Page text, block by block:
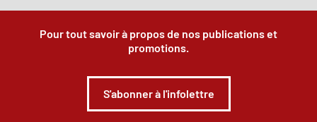
Pour tout savoir à propos de nos publications et
promotions.
S'abonner à l'infolettre